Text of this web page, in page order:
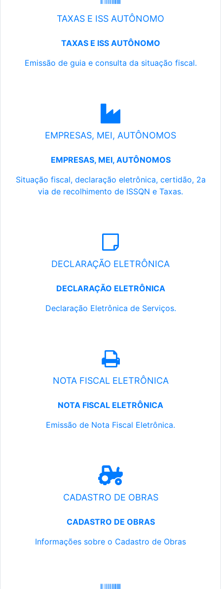
TAXAS E ISS AUTÔNOMO
TAXAS E ISS AUTÔNOMO
Emissão de guia e consulta da situação fiscal.
EMPRESAS, MEI, AUTÔNOMOS
EMPRESAS, MEI, AUTÔNOMOS
Situação fiscal, declaração eletrônica, certidão, 2a
via de recolhimento de ISSQN e Taxas.
DECLARAÇÃO ELETRÔNICA
DECLARAÇÃO ELETRÔNICA
Declaração Eletrônica de Serviços.
NOTA FISCAL ELETRÔNICA
NOTA FISCAL ELETRÔNICA
Emissão de Nota Fiscal Eletrônica.
CADASTRO DE OBRAS
CADASTRO DE OBRAS
Informações sobre o Cadastro de Obras